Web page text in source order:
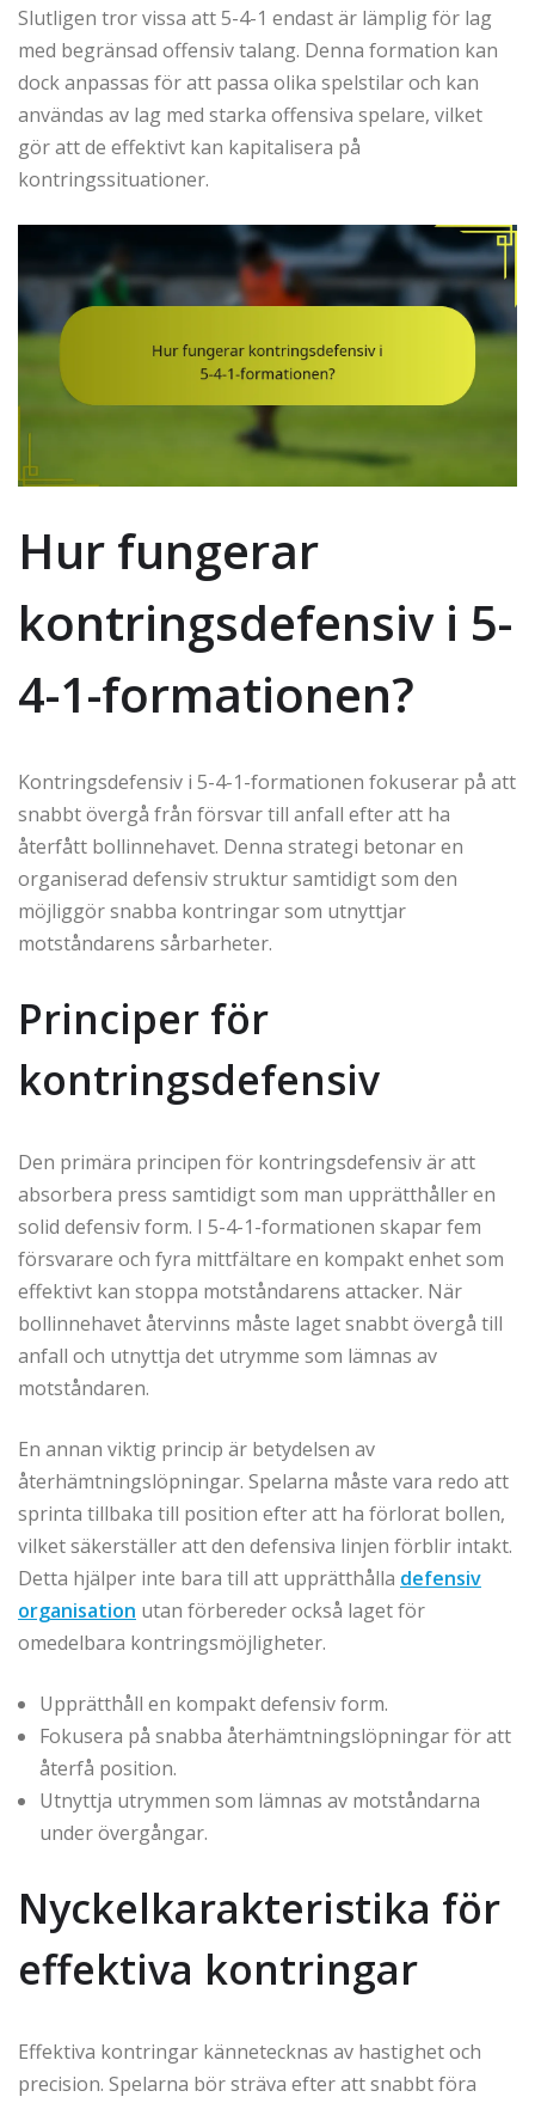
Slutligen tror vissa att 5-4-1 endast är lämplig för lag
med begränsad offensiv talang. Denna formation kan
dock anpassas för att passa olika spelstilar och kan
användas av lag med starka offensiva spelare, vilket
gör att de effektivt kan kapitalisera på
kontringssituationer.
Hur fungerar
kontringsdefensiv i 5-
4-1-formationen?
Kontringsdefensiv i 5-4-1-formationen fokuserar på att
snabbt övergå från försvar till anfall efter att ha
återfått bollinnehavet. Denna strategi betonar en
organiserad defensiv struktur samtidigt som den
möjliggör snabba kontringar som utnyttjar
motståndarens sårbarheter.
Principer för
kontringsdefensiv
Den primära principen för kontringsdefensiv är att
absorbera press samtidigt som man upprätthåller en
solid defensiv form. I 5-4-1-formationen skapar fem
försvarare och fyra mittfältare en kompakt enhet som
effektivt kan stoppa motståndarens attacker. När
bollinnehavet återvinns måste laget snabbt övergå till
anfall och utnyttja det utrymme som lämnas av
motståndaren.
En annan viktig princip är betydelsen av
återhämtningslöpningar. Spelarna måste vara redo att
sprinta tillbaka till position efter att ha förlorat bollen,
vilket säkerställer att den defensiva linjen förblir intakt.
Detta hjälper inte bara till att upprätthålla defensiv
organisation utan förbereder också laget för
omedelbara kontringsmöjligheter.
Upprätthåll en kompakt defensiv form.
Fokusera på snabba återhämtningslöpningar för att
återfå position.
Utnyttja utrymmen som lämnas av motståndarna
under övergångar.
Nyckelkarakteristika för
effektiva kontringar
Effektiva kontringar kännetecknas av hastighet och
precision. Spelarna bör sträva efter att snabbt föra